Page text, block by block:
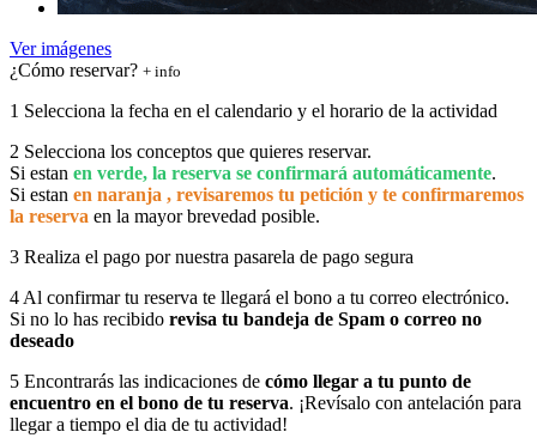
Ver imágenes
¿Cómo reservar? + info
1 Selecciona la fecha en el calendario y el horario de la actividad
2 Selecciona los conceptos que quieres reservar.
Si estan en verde, la reserva se confirmará automáticamente.
Si estan en naranja , revisaremos tu petición y te confirmaremos
la reserva en la mayor brevedad posible.
3 Realiza el pago por nuestra pasarela de pago segura
4Al confirmar tu reserva te llegará el bono a tu correo electrónico.
Si no lo has recibido revisa tu bandeja de Spam o correo no
deseado
5 Encontrarás las indicaciones de cómo llegar a tu punto de
encuentro en el bono de tu reserva. ¡Revísalo con antelación para
llegar a tiempo el dia de tu actividad!